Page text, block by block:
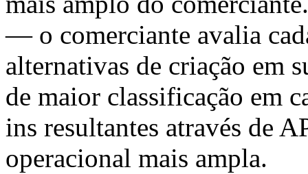
— o comerciante avalia
alternativas de criação em
de maior classificação em
ins resultantes através de
operacional mais ampla.